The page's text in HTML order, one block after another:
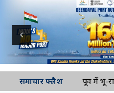
Previous slide
समाचार फ्लैशमध्य पूर्व में भू-